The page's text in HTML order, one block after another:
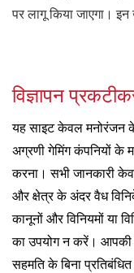
पर लागू किया जाएगा।
विज्ञापन
यह साइट केवल मनोरंजन
अग्रणी गेमिंग कंपनियों
करना। सभी जानकारी
और क्षेत्र के अंदर वैध
कानूनों और विनियमों या
का उपयोग न करें। आपकी
सहमति के बिना